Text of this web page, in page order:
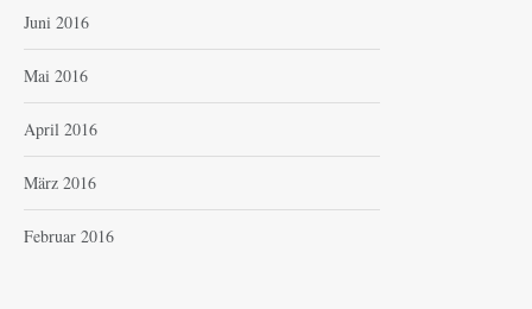
Juni 2016
Mai 2016
April 2016
März 2016
Februar 2016